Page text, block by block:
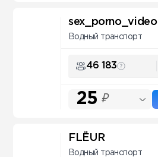
sex_porno_video
Водный транспорт
46 183
25 ₽
FLЁUR
Водный транспорт